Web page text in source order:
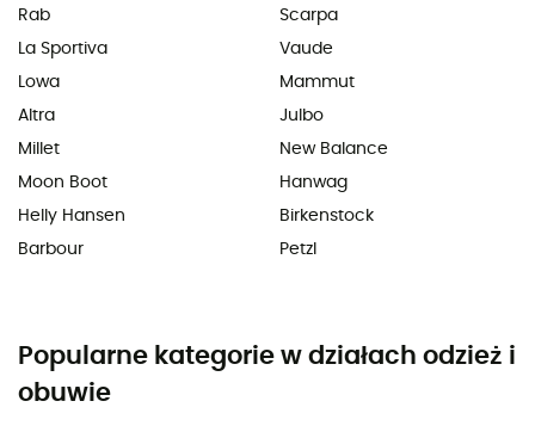
Rab
La Sportiva
Lowa
Altra
Millet
Moon Boot
Helly Hansen
Barbour
Scarpa
Vaude
Mammut
Julbo
New Balance
Hanwag
Birkenstock
Petzl
Popularne kategorie w działach odzież i
obuwie